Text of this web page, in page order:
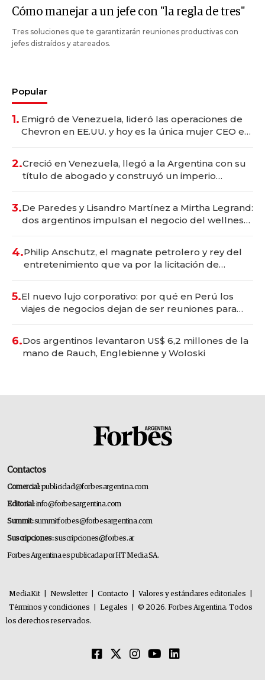
Cómo manejar a un jefe con "la regla de tres"
Tres soluciones que te garantizarán reuniones productivas con
jefes distraídos y atareados.
Popular
1. Emigró de Venezuela, lideró las operaciones de
Chevron en EE.UU. y hoy es la única mujer CEO en
2.Creció en Venezuela, llegó a la Argentina con su
título de abogado y construyó un imperio
3.De Paredes y Lisandro Martínez a Mirtha Legrand:
dos argentinos impulsan el negocio del wellness
4.Philip Anschutz, el magnate petrolero y rey del
entretenimiento que va por la licitación de
5.El nuevo lujo corporativo: por qué en Perú los
viajes de negocios dejan de ser reuniones para
6.Dos argentinos levantaron US$ 6,2 millones de la
mano de Rauch, Englebienne y Woloski
Contactos
Comercial:publicidad@forbesargentina.com
Editorial:info@forbesargentina.com
Summit:summitforbes@forbesargentina.com
Suscripciones:suscripciones@forbes.ar
Forbes Argentina es publicada por HT Media SA.
MediaKit Newsletter Contacto Valores y estándares editoriales
Términos y condiciones
Legales
© 2026. Forbes Argentina. Todos
los derechos reservados.